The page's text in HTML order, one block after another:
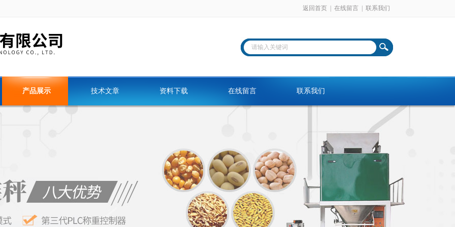
返回首页 在线留言 联系我们
产品展示 技术文章 资料下载 在线留言 联系我们